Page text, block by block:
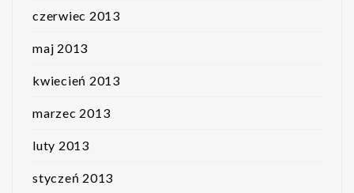
czerwiec 2013
maj 2013
kwiecień 2013
marzec 2013
luty 2013
styczeń 2013